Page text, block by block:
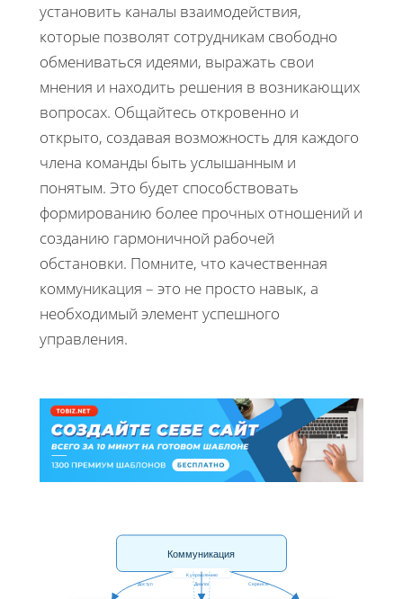
установить каналы взаимодействия,
которые позволят сотрудникам свободно
обмениваться идеями, выражать свои
мнения и находить решения в возникающих
вопросах. Общайтесь откровенно и
открыто, создавая возможность для каждого
члена команды быть услышанным и
понятым. Это будет способствовать
формированию более прочных отношений и
созданию гармоничной рабочей
обстановки. Помните, что качественная
коммуникация – это не просто навык, а
необходимый элемент успешного
управления.
Коммуникация
К управлению
Доступ Диалог Сервисы